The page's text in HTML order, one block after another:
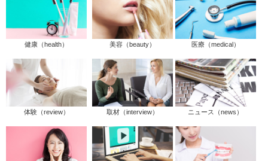
健康（health） 美容（beauty） 医療（medical）
体験（review） 取材（interview） ニュース（news）